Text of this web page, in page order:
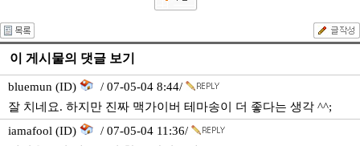
이 게시물의 댓글 보기
bluemun (ID)
/ 07-05-04 8:44/
잘 치네요. 하지만 진짜 맥가이버 테마송이 더 좋다는 생각 ^^;
iamafool (ID)
/ 07-05-04 11:36/